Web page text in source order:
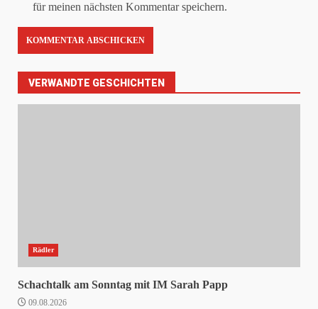
für meinen nächsten Kommentar speichern.
VERWANDTE GESCHICHTEN
Rädler
Schachtalk am Sonntag mit IM Sarah Papp
09.08.2026